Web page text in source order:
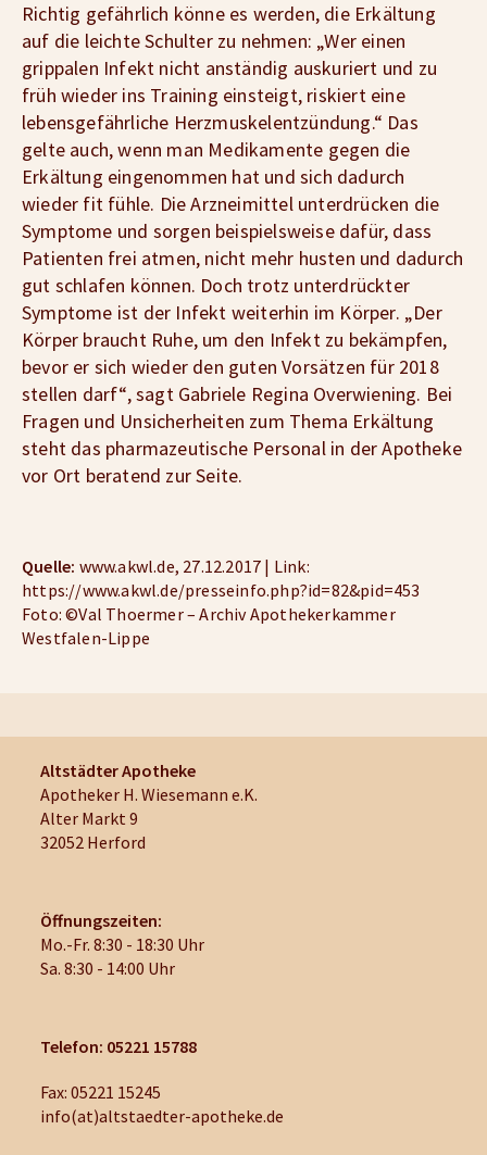
Richtig gefährlich könne es werden, die Erkältung
auf die leichte Schulter zu nehmen: „Wer einen
grippalen Infekt nicht anständig auskuriert und zu
früh wieder ins Training einsteigt, riskiert eine
lebensgefährliche Herzmuskelentzündung.“ Das
gelte auch, wenn man Medikamente gegen die
Erkältung eingenommen hat und sich dadurch
wieder fit fühle. Die Arzneimittel unterdrücken die
Symptome und sorgen beispielsweise dafür, dass
Patienten frei atmen, nicht mehr husten und dadurch
gut schlafen können. Doch trotz unterdrückter
Symptome ist der Infekt weiterhin im Körper. „Der
Körper braucht Ruhe, um den Infekt zu bekämpfen,
bevor er sich wieder den guten Vorsätzen für 2018
stellen darf“, sagt Gabriele Regina Overwiening. Bei
Fragen und Unsicherheiten zum Thema Erkältung
steht das pharmazeutische Personal in der Apotheke
vor Ort beratend zur Seite.
Quelle: www.akwl.de, 27.12.2017 | Link:
https://www.akwl.de/presseinfo.php?id=82&pid=453
Foto: ©Val Thoermer – Archiv Apothekerkammer
Westfalen-Lippe
Altstädter Apotheke
Apotheker H. Wiesemann e.K.
Alter Markt 9
32052 Herford
Öffnungszeiten:
Mo.-Fr. 8:30 - 18:30 Uhr
Sa. 8:30 - 14:00 Uhr
Telefon: 05221 15788
Fax: 05221 15245
info(at)altstaedter-apotheke.de